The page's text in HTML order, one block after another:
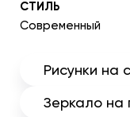
СТИЛЬ
Современный
Рисунки на
Зеркало на